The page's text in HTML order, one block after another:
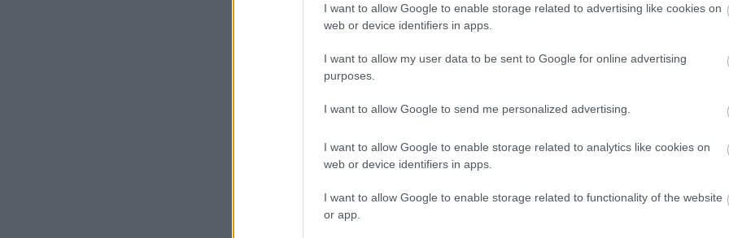
I want to allow Google to enable storage related to advertising like cookies on
web or device identifiers in apps.
I want to allow my user data to be sent to Google for online advertising
purposes.
I want to allow Google to send me personalized advertising.
I want to allow Google to enable storage related to analytics like cookies on
web or device identifiers in apps.
I want to allow Google to enable storage related to functionality of the website
or app.
2015